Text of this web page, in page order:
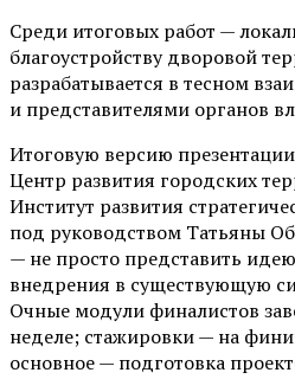
Среди итоговых работ —
благоустройству дворовой
разрабатывается в тесном
и представителями органов
Итоговую версию
Центр развития городских
Институт развития
под руководством Татьяны
— не просто представить
внедрения в существующую
Очные модули финалистов
неделе; стажировки — на
основное — подготовка